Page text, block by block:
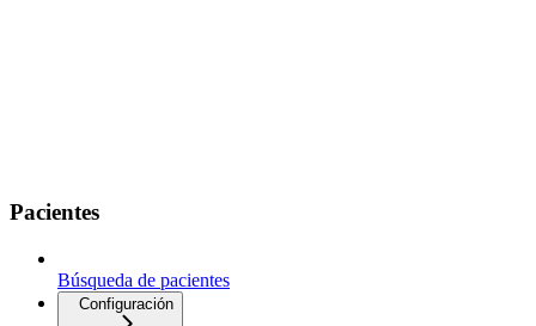
Pacientes
Búsqueda de pacientes
Configuración